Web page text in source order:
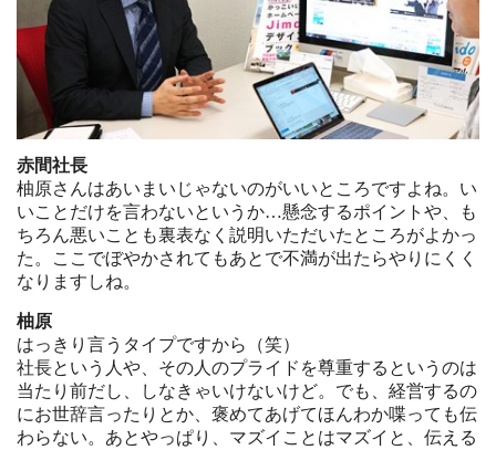
赤間社長
柚原さんはあいまいじゃないのがいいところですよね。い
いことだけを言わないというか…懸念するポイントや、も
ちろん悪いことも裏表なく説明いただいたところがよかっ
た。ここでぼやかされてもあとで不満が出たらやりにくく
なりますしね。
柚原
はっきり言うタイプですから（笑）
社長という人や、その人のプライドを尊重するというのは
当たり前だし、しなきゃいけないけど。でも、経営するの
にお世辞言ったりとか、褒めてあげてほんわか喋っても伝
わらない。あとやっぱり、マズイことはマズイと、伝える